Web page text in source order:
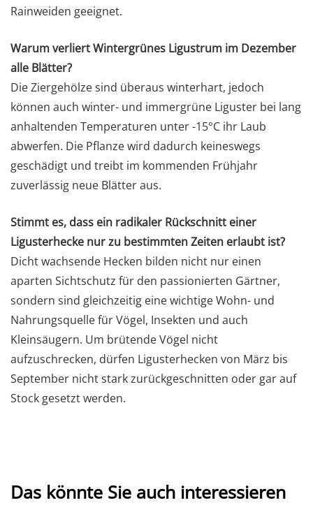
Rainweiden geeignet.
Warum verliert Wintergrünes Ligustrum im Dezember
alle Blätter?
Die Ziergehölze sind überaus winterhart, jedoch
können auch winter- und immergrüne Liguster bei lang
anhaltenden Temperaturen unter -15°C ihr Laub
abwerfen. Die Pflanze wird dadurch keineswegs
geschädigt und treibt im kommenden Frühjahr
zuverlässig neue Blätter aus.
Stimmt es, dass ein radikaler Rückschnitt einer
Ligusterhecke nur zu bestimmten Zeiten erlaubt ist?
Dicht wachsende Hecken bilden nicht nur einen
aparten Sichtschutz für den passionierten Gärtner,
sondern sind gleichzeitig eine wichtige Wohn- und
Nahrungsquelle für Vögel, Insekten und auch
Kleinsäugern. Um brütende Vögel nicht
aufzuschrecken, dürfen Ligusterhecken von März bis
September nicht stark zurückgeschnitten oder gar auf
Stock gesetzt werden.
Das könnte Sie auch interessieren